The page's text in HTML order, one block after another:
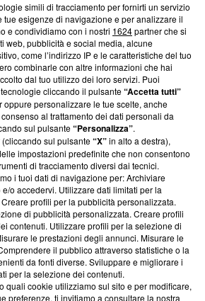
trasparenti su Blasting
editoriali e su come ci impegniamo a
Inoltre, afferma la nostra aderenza a
Integrity’Blasting News non è
ma ha richiesto di farne
ha ancora effettuato una verifica di
Via Carlo Frasca, 3 - 6900
+39 0690258937
simili di tracciamento per fornirti un servizio
tue esigenze di navigazione e per analizzare il
e condividiamo con i nostri 1624partner che si
web, pubblicità e social media, alcune
come l’indirizzo IP e le caratteristiche del tuo
combinarle con altre informazioni che hai
dal tuo utilizzo dei loro servizi. Puoi
cliccando il pulsante“Accetta tutti”
oppure personalizzare le tue scelte, anche
al trattamento dei dati personali da
sul pulsante“Personalizza”.
sul pulsante“X”in alto a destra),
impostazioni predefinite che non consentono
di tracciamento diversi dai tecnici.
i tuoi dati di navigazione per: Archiviare
o accedervi. Utilizzare dati limitati per la
profili per la pubblicità personalizzata.
di pubblicità personalizzata. Creare profili
contenuti. Utilizzare profili per la selezione di
le prestazioni degli annunci. Misurare le
il pubblico attraverso statistiche o la
da fonti diverse. Sviluppare e migliorare i
per la selezione dei contenuti.
quali cookie utilizziamo sul sito e per modificare,
preferenze, ti invitiamo a consultare la nostra